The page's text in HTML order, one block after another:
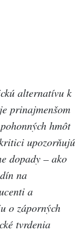
alternatívu k
prinajmenšom
hmôt
upozorňujú
dopady – ako
na
a
o záporných
tvrdenia